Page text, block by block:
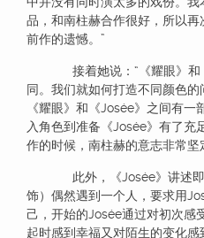
品，和南柱赫合作很好，所以
前作的遗憾。”
接着她说：“《耀眼》和
同。我们就如何打造不同颜色
《耀眼》和《Josée》之间有
入角色到准备《Josée》有了充
作的时候，南柱赫的意志非常坚
此外，《Josée》讲述即
饰）偶然遇到一个人，要求用
己，开始的Josée通过对初次感
起时感到幸福又对陌生的变化